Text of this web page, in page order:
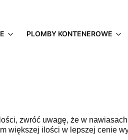
PLOMBY KONTENEROWE
zwróć uwagę, że w
większej ilości w lepszej cenie